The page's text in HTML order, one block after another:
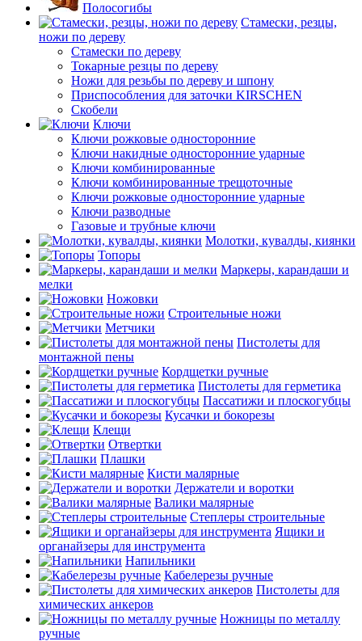
Полосогибы
Стамески, резцы,
ножи по дереву
Стамески по дереву
Токарные резцы по дереву
Ножи для резьбы по дереву и шпону
Приспособления для заточки KIRSCHEN
Скобели
Ключи
Ключи рожковые односторонние
Ключи накидные односторонние ударные
Ключи комбинированные
Ключи комбинированные трещоточные
Ключи рожковые односторонние ударные
Ключи разводные
Газовые и трубные ключи
Молотки, кувалды, киянки
Топоры
Маркеры, карандаши и
мелки
Ножовки
Строительные ножи
Метчики
Пистолеты для
монтажной пены
Кордщетки ручные
Пистолеты для герметика
Пассатижи и плоскогубцы
Кусачки и бокорезы
Клещи
Отвертки
Плашки
Кисти малярные
Держатели и воротки
Валики малярные
Степлеры строительные
Ящики и
органайзеры для инструмента
Напильники
Кабелерезы ручные
Пистолеты для
химических анкеров
Ножницы по металлу
ручные